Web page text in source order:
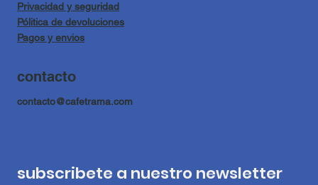
Privacidad y seguridad
Pólitica de devoluciones
Pagos y envios
contacto
contacto@cafetrama.com
subscribete a nuestro newsletter